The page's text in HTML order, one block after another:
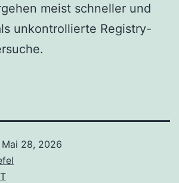
meist schneller und
unkontrollierte Registry-
Mai 28, 2026